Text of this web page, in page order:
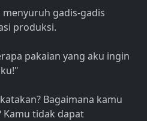
gadis-gadis
produksi.
pakaian yang aku ingin
Bagaimana kamu
Kamu tidak dapat